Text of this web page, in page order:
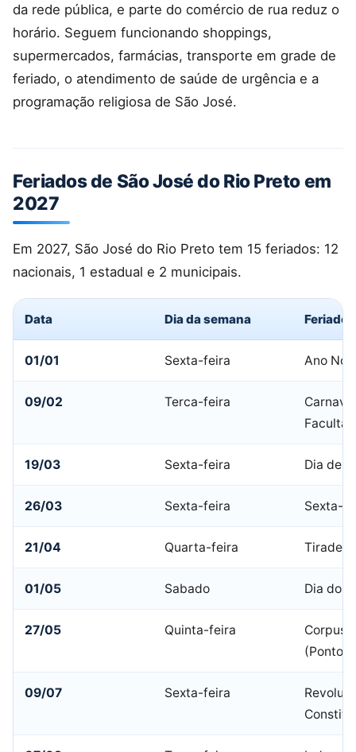
da rede pública, e parte do comércio de rua reduz o
horário. Seguem funcionando shoppings,
supermercados, farmácias, transporte em grade de
feriado, o atendimento de saúde de urgência e a
programação religiosa de São José.
Feriados de São José do Rio Preto em
2027
Em 2027, São José do Rio Preto tem 15 feriados: 12
nacionais, 1 estadual e 2 municipais.
Data Dia da semana Feriado
01/01 Sexta-feira Ano
09/02 Terca-feira
19/03 Sexta-feira Dia de
26/03 Sexta-feira Sexta-
21/04 Quarta-feira
01/05 Sabado Dia do
27/05 Quinta-feira
Corpus
(Ponto
09/07 Sexta-feira